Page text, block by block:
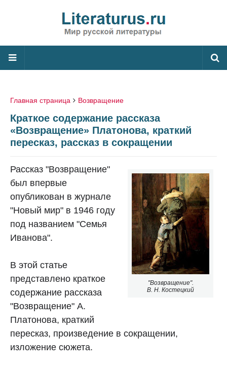
Главная страница Возвращение
Краткое содержание рассказа
«Возвращение» Платонова, краткий
пересказ, рассказ в сокращении
"Возвращение".
В. Н. Костецкий
Рассказ "Возвращение"
был впервые
опубликован в журнале
"Новый мир" в 1946 году
под названием "Семья
Иванова".
В этой статье
представлено краткое
содержание рассказа
"Возвращение" А.
Платонова, краткий
пересказ, произведение в сокращении,
изложение сюжета.